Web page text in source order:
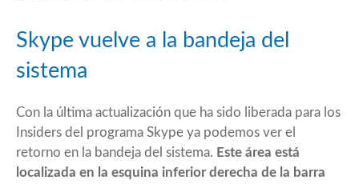
Skype vuelve a la bandeja del
sistema
Con la última actualización que ha sido liberada para los
Insiders del programa Skype ya podemos ver el
retorno en la bandeja del sistema. Este área está
localizada en la esquina inferior derecha de la barra